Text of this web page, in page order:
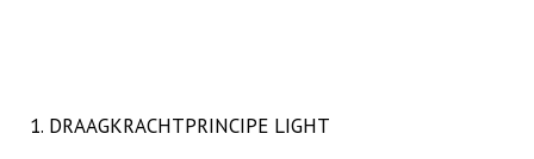
DRAAGKRACHTPRINCIPE LIGHT